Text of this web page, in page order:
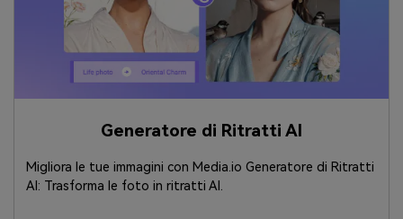
Generatore di Ritratti AI
Migliora le tue immagini con Media.io Generatore di Ritratti
AI: Trasforma le foto in ritratti AI.